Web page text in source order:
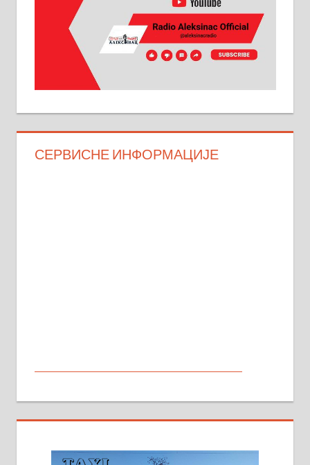
СЕРВИСНЕ ИНФОРМАЦИЈЕ
стамбене целине једна уз другу.